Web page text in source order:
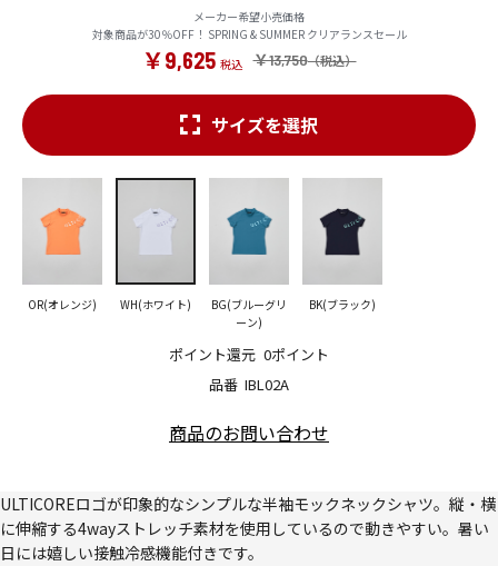
メーカー希望小売価格
対象商品が30％OFF！ SPRING & SUMMER クリアランスセール
￥13,750
￥9,625
品番 IBL02A
ポイント還元 0ポイント
サイズを選択
OR(オレンジ) WH(ホワイト)
BG(ブルーグリ
ーン)
BK(ブラック)
商品のお問い合わせ
ULTICOREロゴが印象的なシンプルな半袖モックネックシャツ。縦・横
に伸縮する4wayストレッチ素材を使用しているので動きやすい。暑い
日には嬉しい接触冷感機能付きです。